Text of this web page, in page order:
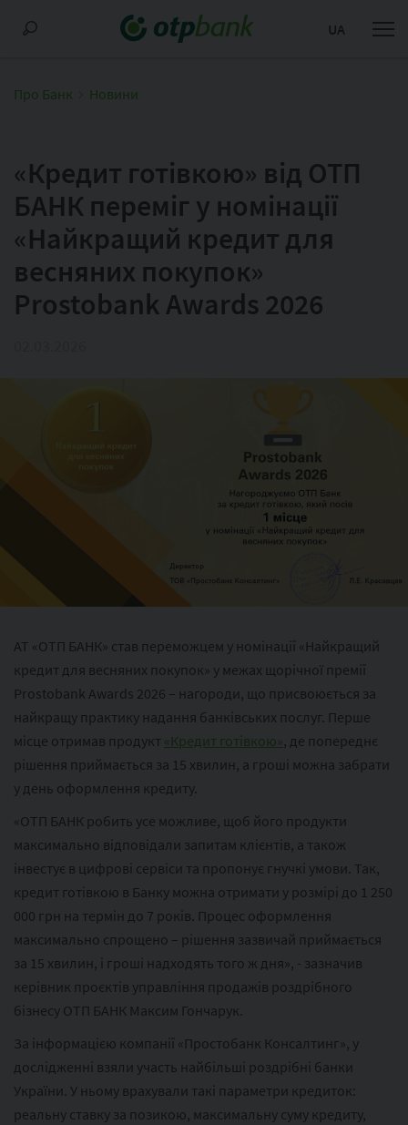
UA
Про Банк Новини
«Кредит готівкою» від ОТП
БАНК переміг у номінації
«Найкращий кредит для
весняних покупок»
Prostobank Awards 2026
АТ «ОТП БАНК» став переможцем у номінації «Найкращий
кредит для весняних покупок» у межах щорічної премії
Prostobank Awards 2026 – нагороди, що присвоюється за
найкращу практику надання банківських послуг. Перше
місце отримав продукт «Кредит готівкою», де попереднє
рішення приймається за 15 хвилин, а гроші можна забрати
у день оформлення кредиту.
«ОТП БАНК робить усе можливе, щоб його продукти
максимально відповідали запитам клієнтів, а також
інвестує в цифрові сервіси та пропонує гнучкі умови. Так,
кредит готівкою в Банку можна отримати у розмірі до 1 250
000 грн на термін до 7 років. Процес оформлення
максимально спрощено – рішення зазвичай приймається
за 15 хвилин, і гроші надходять того ж дня», - зазначив
керівник проєктів управління продажів роздрібного
бізнесу ОТП БАНК Максим Гончарук.
За інформацією компанії «Простобанк Консалтинг», у
дослідженні взяли участь найбільші роздрібні банки
України. У ньому врахували такі параметри кредиток:
реальну ставку за позикою, максимальну суму кредиту,